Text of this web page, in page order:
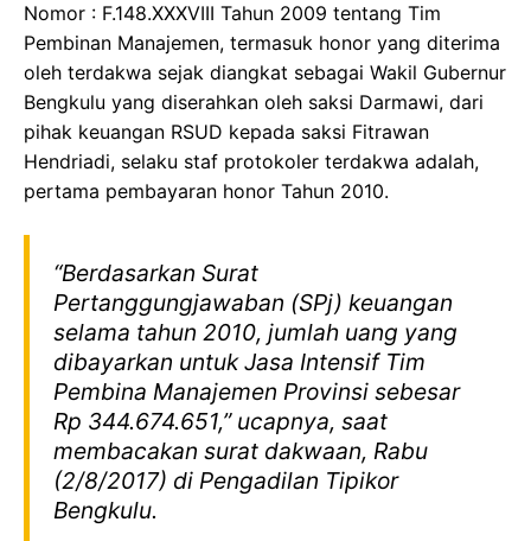
Nomor : F.148.XXXVIII Tahun 2009 tentang Tim
Pembinan Manajemen, termasuk honor yang diterima
oleh terdakwa sejak diangkat sebagai Wakil Gubernur
Bengkulu yang diserahkan oleh saksi Darmawi, dari
pihak keuangan RSUD kepada saksi Fitrawan
Hendriadi, selaku staf protokoler terdakwa adalah,
pertama pembayaran honor Tahun 2010.
“Berdasarkan Surat
Pertanggungjawaban (SPj) keuangan
selama tahun 2010, jumlah uang yang
dibayarkan untuk Jasa Intensif Tim
Pembina Manajemen Provinsi sebesar
Rp 344.674.651,” ucapnya, saat
membacakan surat dakwaan, Rabu
(2/8/2017) di Pengadilan Tipikor
Bengkulu.